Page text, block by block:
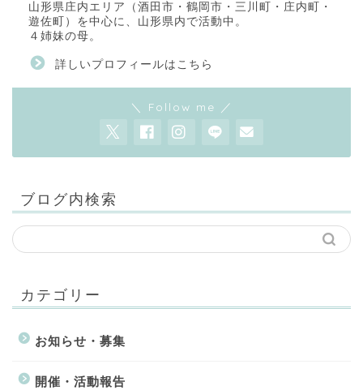
山形県庄内エリア（酒田市・鶴岡市・三川町・庄内町・
遊佐町）を中心に、山形県内で活動中。
４姉妹の母。
詳しいプロフィールはこちら
＼ Follow me ／
ブログ内検索
カテゴリー
お知らせ・募集
開催・活動報告